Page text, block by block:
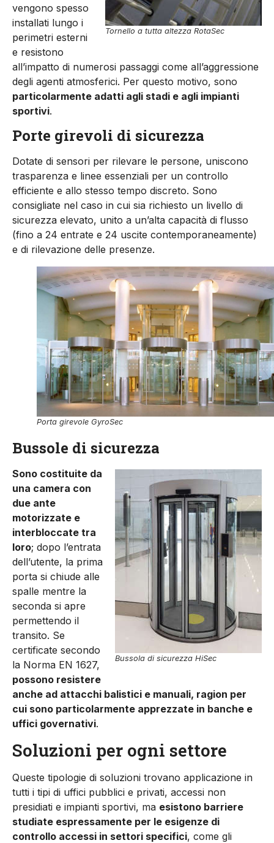
Tornello a tutta altezza RotaSec
vengono spesso
installati lungo i
perimetri esterni
e resistono
all’impatto di numerosi passaggi come all’aggressione
degli agenti atmosferici. Per questo motivo, sono
particolarmente adatti agli stadi e agli impianti
sportivi.
Porte girevoli di sicurezza
Dotate di sensori per rilevare le persone, uniscono
trasparenza e linee essenziali per un controllo
efficiente e allo stesso tempo discreto. Sono
consigliate nel caso in cui sia richiesto un livello di
sicurezza elevato, unito a un’alta capacità di flusso
(fino a 24 entrate e 24 uscite contemporaneamente)
e di rilevazione delle presenze.
Porta girevole GyroSec
Bussole di sicurezza
Bussola di sicurezza HiSec
Sono costituite da
una camera con
due ante
motorizzate e
interbloccate tra
loro; dopo l’entrata
dell’utente, la prima
porta si chiude alle
spalle mentre la
seconda si apre
permettendo il
transito. Se
certificate secondo
la Norma EN 1627,
possono resistere
anche ad attacchi balistici e manuali, ragion per
cui sono particolarmente apprezzate in banche e
uffici governativi.
Soluzioni per ogni settore
Queste tipologie di soluzioni trovano applicazione in
tutti i tipi di uffici pubblici e privati, accessi non
presidiati e impianti sportivi, ma esistono barriere
studiate espressamente per le esigenze di
controllo accessi in settori specifici, come gli